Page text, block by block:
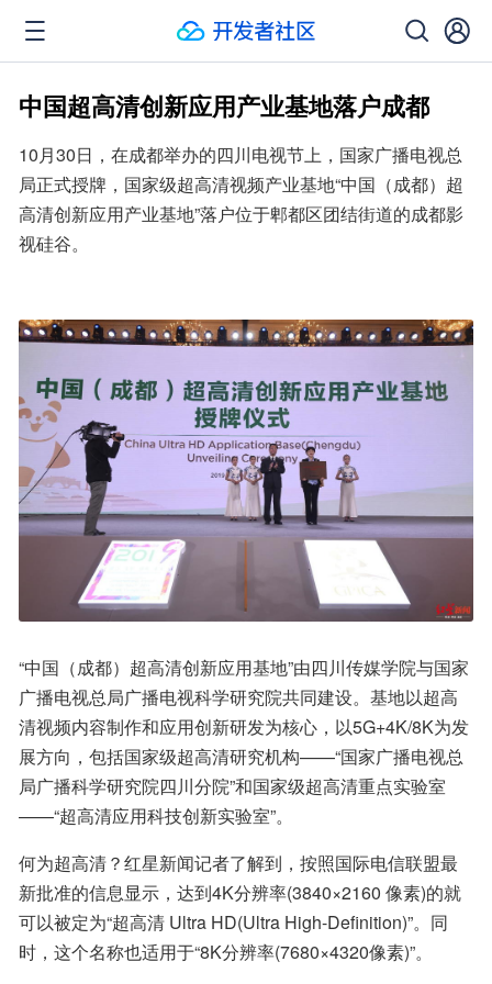
中国超高清创新应用产业基地落户成都
10月30日，在成都举办的四川电视节上，国家广播电视总
局正式授牌，国家级超高清视频产业基地“中国（成都）超
高清创新应用产业基地”落户位于郫都区团结街道的成都影
视硅谷。
“中国（成都）超高清创新应用基地”由四川传媒学院与国家
广播电视总局广播电视科学研究院共同建设。基地以超高
清视频内容制作和应用创新研发为核心，以5G+4K/8K为发
展方向，包括国家级超高清研究机构——“国家广播电视总
局广播科学研究院四川分院”和国家级超高清重点实验室
——“超高清应用科技创新实验室”。
何为超高清？红星新闻记者了解到，按照国际电信联盟最
新批准的信息显示，达到4K分辨率(3840×2160 像素)的就
可以被定为“超高清 Ultra HD(Ultra High-Definition)”。同
时，这个名称也适用于“8K分辨率(7680×4320像素)”。